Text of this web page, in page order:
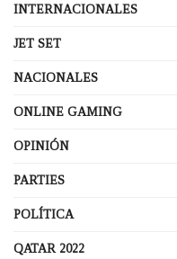
INTERNACIONALES
JET SET
NACIONALES
ONLINE GAMING
OPINIÓN
PARTIES
POLÍTICA
QATAR 2022